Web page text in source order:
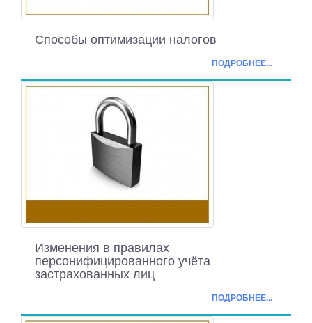
Способы оптимизации налогов
ПОДРОБНЕЕ...
Изменения в правилах
персонифицированного учёта
застрахованных лиц
ПОДРОБНЕЕ...